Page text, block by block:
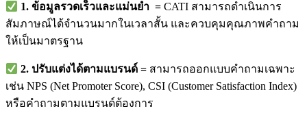
1. ข้อมูลรวดเร็วและแม่นยำ =CATI สามารถดำเนินการ
สัมภาษณ์ได้จำนวนมากในเวลาสั้น และควบคุมคุณภาพคำถาม
ให้เป็นมาตรฐาน
2. ปรับแต่งได้ตามแบรนด์ = สามารถออกแบบคำถามเฉพาะ
เช่น NPS (Net Promoter Score), CSI (Customer Satisfaction Index)
หรือคำถามตามแบรนด์ต้องการ